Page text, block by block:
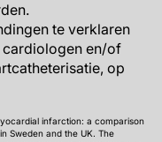
te verklaren
en/of
op
infarction: a comparison
Sweden and the UK. The